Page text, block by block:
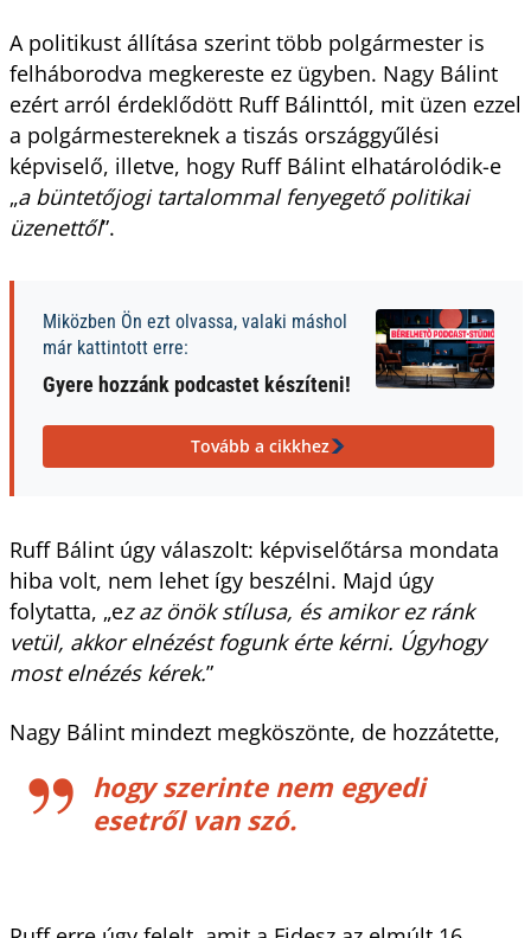
A politikust állítása szerint több polgármester is
felháborodva megkereste ez ügyben. Nagy Bálint
ezért arról érdeklődött Ruff Bálinttól, mit üzen ezzel
a polgármestereknek a tiszás országgyűlési
képviselő, illetve, hogy Ruff Bálint elhatárolódik-e
„a büntetőjogi tartalommal fenyegető politikai
üzenettől”.
Miközben Ön ezt olvassa, valaki máshol
már kattintott erre:
Gyere hozzánk podcastet készíteni!
Tovább a cikkhez
Ruff Bálint úgy válaszolt: képviselőtársa mondata
hiba volt, nem lehet így beszélni. Majd úgy
folytatta, „ez az önök stílusa, és amikor ez ránk
vetül, akkor elnézést fogunk érte kérni. Úgyhogy
most elnézés kérek.”
Nagy Bálint mindezt megköszönte, de hozzátette,
hogy szerinte nem egyedi
esetről van szó.